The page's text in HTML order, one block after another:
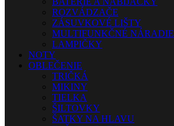
ROZVÁDZAČE
ZÁSUVKOVÉ LIŠTY
MULTIFUNKČNÉ NÁRADIE
LAMPIČKY
NOTY
OBLEČENIE
TRIČKÁ
MIKINY
TIELKA
ŠILTOVKY
ŠATKY NA HLAVU